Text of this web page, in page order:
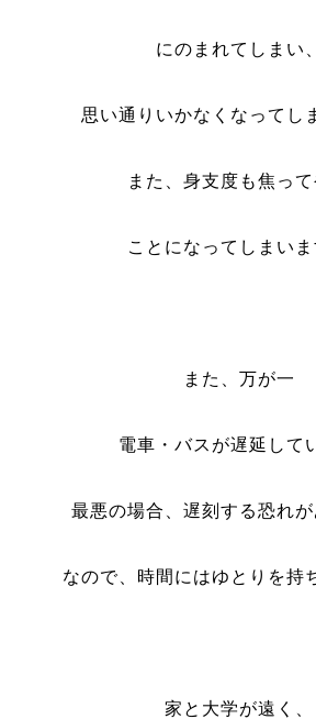
にのまれてしまい、
思い通りいかなくなってし
また、身支度も焦って
ことになってしまいま
また、万が一
電車・バスが遅延して
最悪の場合、遅刻する恐れが
なので、時間にはゆとりを持
家と大学が遠く、